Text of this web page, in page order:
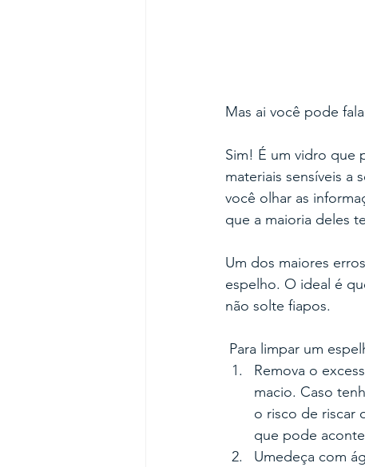
Mas ai você pode
Sim! É um vidro que
materiais sensíveis a
você olhar as
que a maioria deles
Um dos maiores
espelho. O ideal é
não solte fiapos.
Para limpar um
Remova o
macio. Caso
o risco de riscar
que pode
Umedeça com